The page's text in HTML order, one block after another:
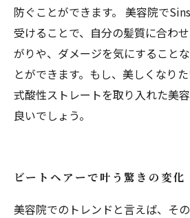
防ぐことができます。 美容院で
受けることで、自分の髪質に合わ
がりや、ダメージを気にすること
とができます。もし、美しくなり
式酸性ストレートを取り入れた美
良いでしょう。
ビートヘアーで叶う驚きの変化
美容院でのトレンドと言えば、そ